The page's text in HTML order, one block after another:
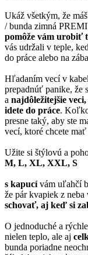
Ukáž všetkým, že
/ bunda zimná
pomôže vám urobiť
vás udržali v teple,
do práce alebo na
Hľadaním vecí v
prepadnúť panike, že
a najdôležitejšie
idete do práce.
presne taký, aby ste
vecí, ktoré chcete
Užite si štýlovú a
M, L, XL, XXL, S
s kapucívám uľahčí
že pár kvapiek z neba
schovať, aj keď si
O jednoduché a
nielen teplo, ale aj
bunda poriadne